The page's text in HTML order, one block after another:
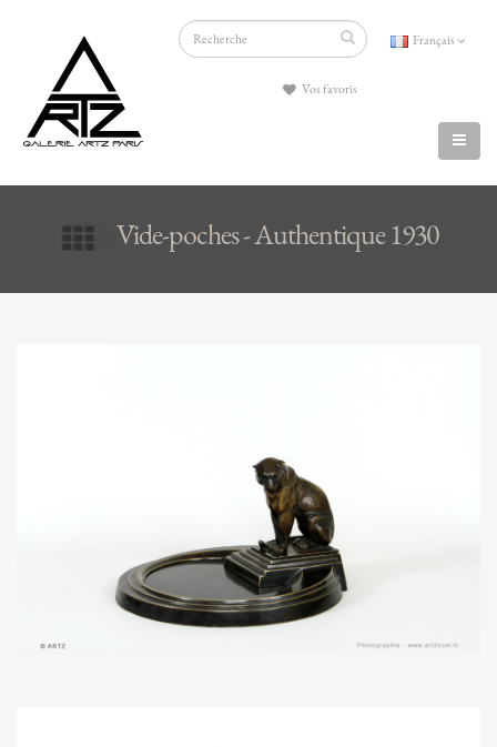
Français
Vos favoris
Vide-poches - Authentique 1930